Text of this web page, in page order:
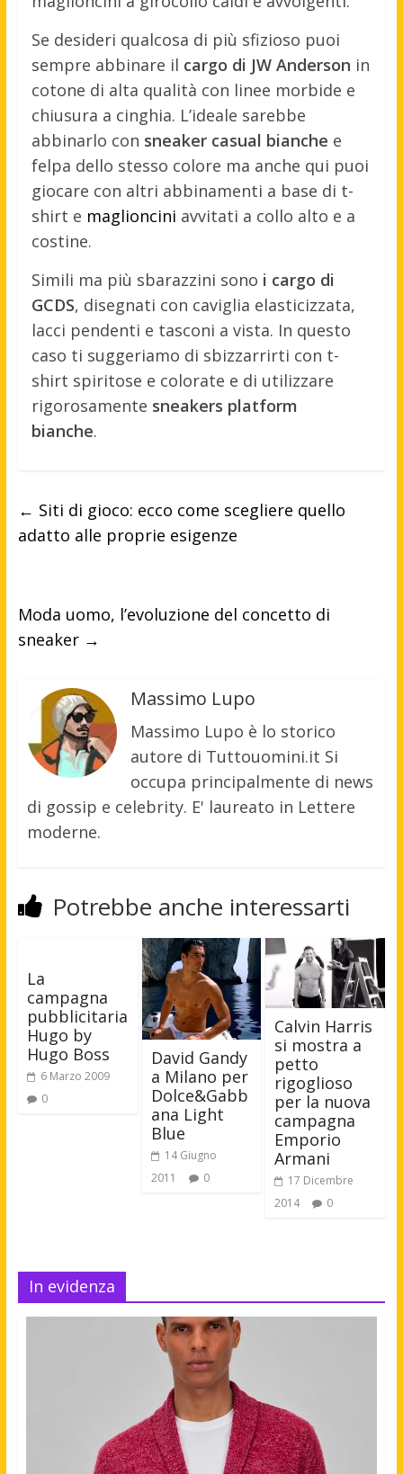
Se desideri qualcosa di più sfizioso puoi
sempre abbinare il cargo di JW Anderson in
cotone di alta qualità con linee morbide e
chiusura a cinghia. L’ideale sarebbe
abbinarlo con sneaker casual bianche e
felpa dello stesso colore ma anche qui puoi
giocare con altri abbinamenti a base di t-
shirt e maglioncini avvitati a collo alto e a
costine.
Simili ma più sbarazzini sono i cargo di
GCDS, disegnati con caviglia elasticizzata,
lacci pendenti e tasconi a vista. In questo
caso ti suggeriamo di sbizzarrirti con t-
shirt spiritose e colorate e di utilizzare
rigorosamente sneakers platform
bianche.
← Siti di gioco: ecco come scegliere quello
adatto alle proprie esigenze
Moda uomo, l’evoluzione del concetto di
sneaker →
Massimo Lupo
Massimo Lupo è lo storico
autore di Tuttouomini.it Si
occupa principalmente di news
di gossip e celebrity. E' laureato in Lettere
moderne.
Potrebbe anche interessarti
La
campagna
pubblicitaria
Hugo by
Hugo Boss
6 Marzo 2009
0
David Gandy
a Milano per
Dolce&Gabb
ana Light
Blue
14 Giugno
2011
0
Calvin Harris
si mostra a
petto
rigoglioso
per la nuova
campagna
Emporio
Armani
17 Dicembre
2014
0
In evidenza